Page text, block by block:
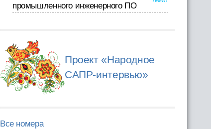
промышленного инженерного ПО
Проект «Народное
САПР-интервью»
Все номера